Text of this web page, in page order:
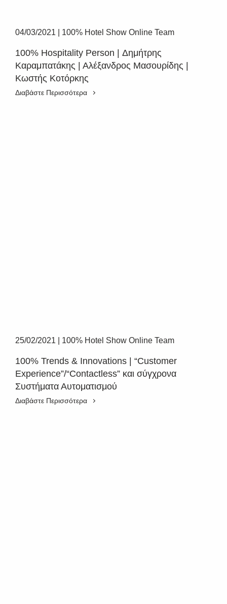
04/03/2021 100% Hotel Show Online Team
100% Hospitality Person | Δημήτρης
Καραμπατάκης | Αλέξανδρος Μασουρίδης |
Κωστής Κοτόρκης
Διαβάστε Περισσότερα
25/02/2021 100% Hotel Show Online Team
100% Trends & Innovations | “Customer
Experience”/“Contactless” και σύγχρονα
Συστήματα Αυτοματισμού
Διαβάστε Περισσότερα